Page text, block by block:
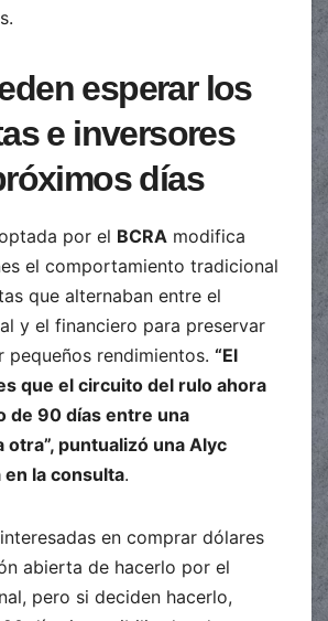
esperar los
e inversores
días
por el BCRA modifica
el comportamiento tradicional
que alternaban entre el
y el financiero para preservar
pequeños rendimientos. “El
que el circuito del rulo ahora
de 90 días entre una
otra”, puntualizó una Alyc
la consulta.
en comprar dólares
abierta de hacerlo por el
pero si deciden hacerlo,